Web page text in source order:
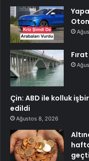
Çin: ABD ile kolluk
edildi
Ağustos 8, 2026
geçti